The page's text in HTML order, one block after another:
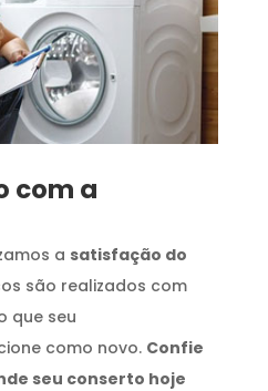
com a
a satisfação do
são realizados com
que seu
como novo. Confie
seu conserto hoje